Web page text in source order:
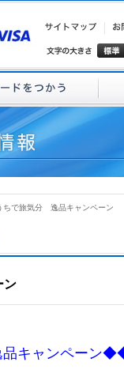
ちで旅気分 逸品キャンペーン
ン
キャンペー